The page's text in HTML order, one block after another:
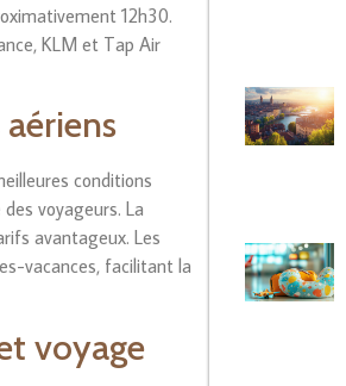
12h30.
KLM et Tap Air
conditions
voyageurs. La
avantageux. Les
vacances, facilitant la
voyage